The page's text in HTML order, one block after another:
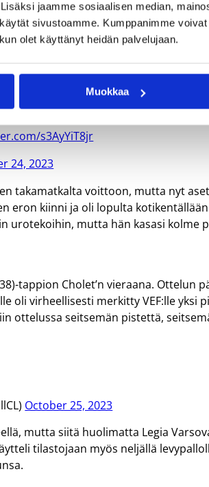
jaamme sosiaalisen median,
sivustoamme. Kumppanimme
olet käyttänyt heidän palvelujaan.
Muokkaa
Tuomas Iisalo hehkutti
s3AyYiT8jr
24, 2023
takamatkalta voittoon, mutta nyt
eron kiinni ja oli lopulta
urotekoihin, mutta hän kasasi kolme
tappion Cholet’n vieraana. Ottelun
virheellisesti merkitty VEF:lle yksi
ottelussa seitsemän pistettä,
October 25, 2023
mutta siitä huolimatta Legia
tilastojaan myös neljällä